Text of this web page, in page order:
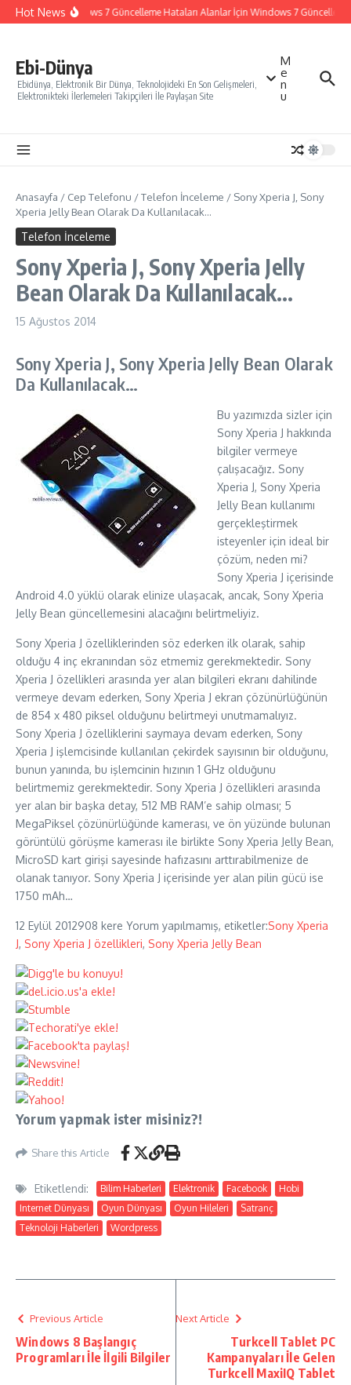
İçeriğe atla
Hot NewsWindows 7 Güncelleme Hataları Alanlar İçin Windows 7 Güncelleme
Ebi-Dünya
Ebidünya, Elektronik Bir Dünya, Teknolojideki En Son Gelişmeleri,
Elektronikteki İlerlemeleri Takipçileri İle Paylaşan Site
M
e
n
u
Anasayfa / Cep Telefonu /Telefon İnceleme / Sony Xperia J, Sony
Xperia Jelly Bean Olarak Da Kullanılacak…
Telefon İnceleme
Sony Xperia J, Sony Xperia Jelly
Bean Olarak Da Kullanılacak…
15 Ağustos 2014
Sony Xperia J, Sony Xperia Jelly Bean Olarak
Da Kullanılacak…
Bu yazımızda sizler için
Sony Xperia J hakkında
bilgiler vermeye
çalışacağız. Sony
Xperia J, Sony Xperia
Jelly Bean kullanımı
gerçekleştirmek
isteyenler için ideal bir
çözüm, neden mi?
Sony Xperia J içerisinde
Android 4.0 yüklü olarak elinize ulaşacak, ancak, Sony Xperia
Jelly Bean güncellemesini alacağını belirtmeliyiz.
Sony Xperia J özelliklerinden söz ederken ilk olarak, sahip
olduğu 4 inç ekranından söz etmemiz gerekmektedir. Sony
Xperia J özellikleri arasında yer alan bilgileri ekranı dahilinde
vermeye devam ederken, Sony Xperia J ekran çözünürlüğünün
de 854 x 480 piksel olduğunu belirtmeyi unutmamalıyız.
Sony Xperia J özelliklerini saymaya devam ederken, Sony
Xperia J işlemcisinde kullanılan çekirdek sayısının bir olduğunu,
bunun yanında, bu işlemcinin hızının 1 GHz olduğunu
belirtmemiz gerekmektedir. Sony Xperia J özellikleri arasında
yer alan bir başka detay, 512 MB RAM’e sahip olması; 5
MegaPiksel çözünürlüğünde kamerası, ve ön yüzünde bulunan
görüntülü görüşme kamerası ile birlikte Sony Xperia Jelly Bean,
MicroSD kart girişi sayesinde hafızasını arttırabilmenize de
olanak tanıyor. Sony Xperia J içerisinde yer alan pilin gücü ise
1750 mAh…
12 Eylül 2012908 kere Yorum yapılmamış, etiketler:Sony Xperia
J, Sony Xperia J özellikleri, Sony Xperia Jelly Bean
Yorum yapmak ister misiniz?!
Share this Article
Etiketlendi: Bilim Haberleri Elektronik Facebook
Hobi
Internet Dünyası
Oyun Dünyası Oyun Hileleri
Satranç
Teknoloji Haberleri
Wordpress
Previous Article
Windows 8 Başlangıç
Programları İle İlgili Bilgiler
Next Article
Turkcell Tablet PC
Kampanyaları İle Gelen
Turkcell MaxiIQ Tablet